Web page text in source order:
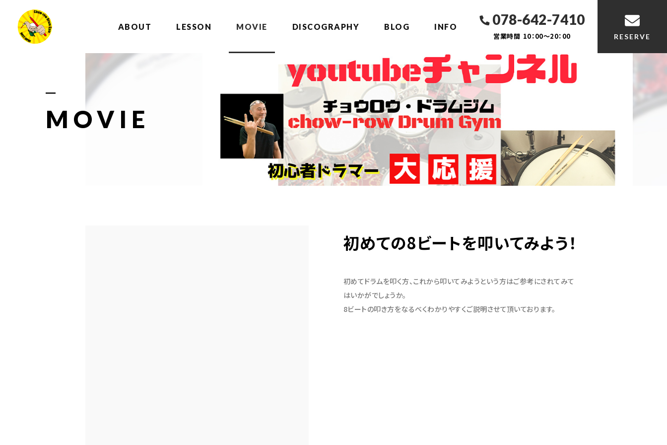
ABOUT LESSON MOVIE DISCOGRAPHY BLOG INFO 078-642-7410
営業時間 10：00～20：00 RESERVE
MOVIE
初めての8ビートを叩いてみよう！
初めてドラムを叩く方、これから叩いてみようという方はご参考にされてみて
はいかがでしょうか。
8ビートの叩き方をなるべくわかりやすくご説明させて頂いております。